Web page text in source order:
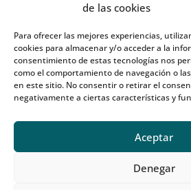
de las cookies
Para ofrecer las mejores experiencias,
cookies para almacenar y/o acceder a la
consentimiento de estas tecnologías nos
como el comportamiento de navegación o
en este sitio. No consentir o retirar el
negativamente a ciertas características y
Aceptar
Denegar